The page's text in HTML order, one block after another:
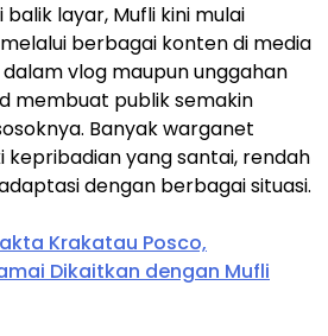
layar, Mufli kini mulai
berbagai konten di media
vlog maupun unggahan
membuat publik semakin
Banyak warganet
kepribadian yang santai, rendah
dengan berbagai situasi.
Krakatau Posco,
Dikaitkan dengan Mufli